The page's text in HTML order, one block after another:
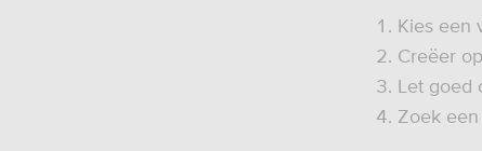
Kies een
Creëer
Let goed
Zoek